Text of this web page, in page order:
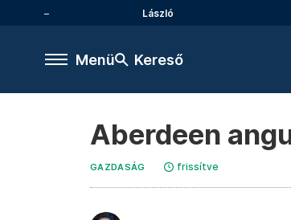
László
Menü Kereső
Aberdeen
GAZDASÁG frissítve